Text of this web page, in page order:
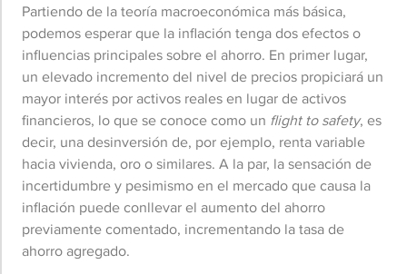
Partiendo de la teoría macroeconómica más básica,
podemos esperar que la inflación tenga dos efectos o
influencias principales sobre el ahorro. En primer lugar,
un elevado incremento del nivel de precios propiciará un
mayor interés por activos reales en lugar de activos
financieros, lo que se conoce como un flight to safety, es
decir, una desinversión de, por ejemplo, renta variable
hacia vivienda, oro o similares. A la par, la sensación de
incertidumbre y pesimismo en el mercado que causa la
inflación puede conllevar el aumento del ahorro
previamente comentado, incrementando la tasa de
ahorro agregado.